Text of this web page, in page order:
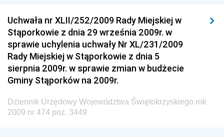
Drogowego
Dziennik Urzędowy Narodowego Banku Polskiego
Dziennik Urzędowy Komendy Głównej Policji
Dziennik Urzędowy Ministra Pracy i Polityki
Społecznej
Dziennik Urzędowy Ministra Transportu, Budownictwa
i Gospodarki Morskiej
Uchwała nr XLII/252/2009 Rady Miejskiej w
Stąporkowie z dnia 29 września 2009r. w
sprawie uchylenia uchwały Nr XL/231/2009
Rady Miejskiej w Stąporkowie z dnia 5
sierpnia 2009r. w sprawie zmian w budżecie
Gminy Stąporków na 2009r.
Dziennik Urzędowy Województwa Świętokrzyskiego rok
2009 nr 474 poz. 3449